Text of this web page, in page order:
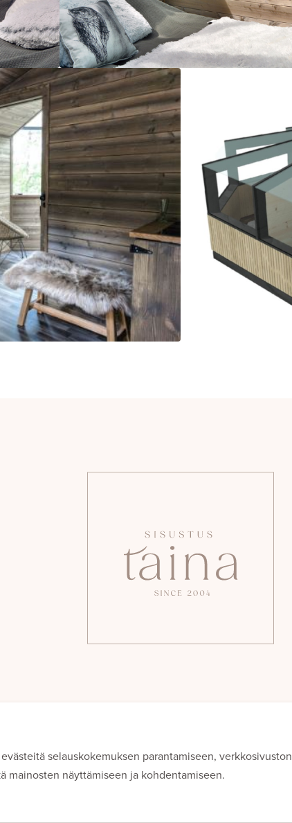
selauskokemuksen parantamiseen, verkkosivuston
mainosten näyttämiseen ja kohdentamiseen.